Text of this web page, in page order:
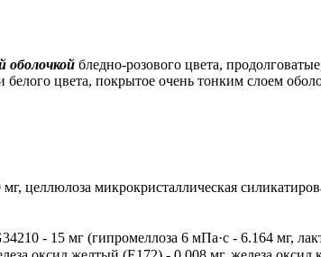
оболочкой бледно-розового цвета,
цвета, покрытое очень тонким слоем
целлюлоза микрокристаллическая
- 15 мг (гипромеллоза 6 мПа·с - 6.164 мг,